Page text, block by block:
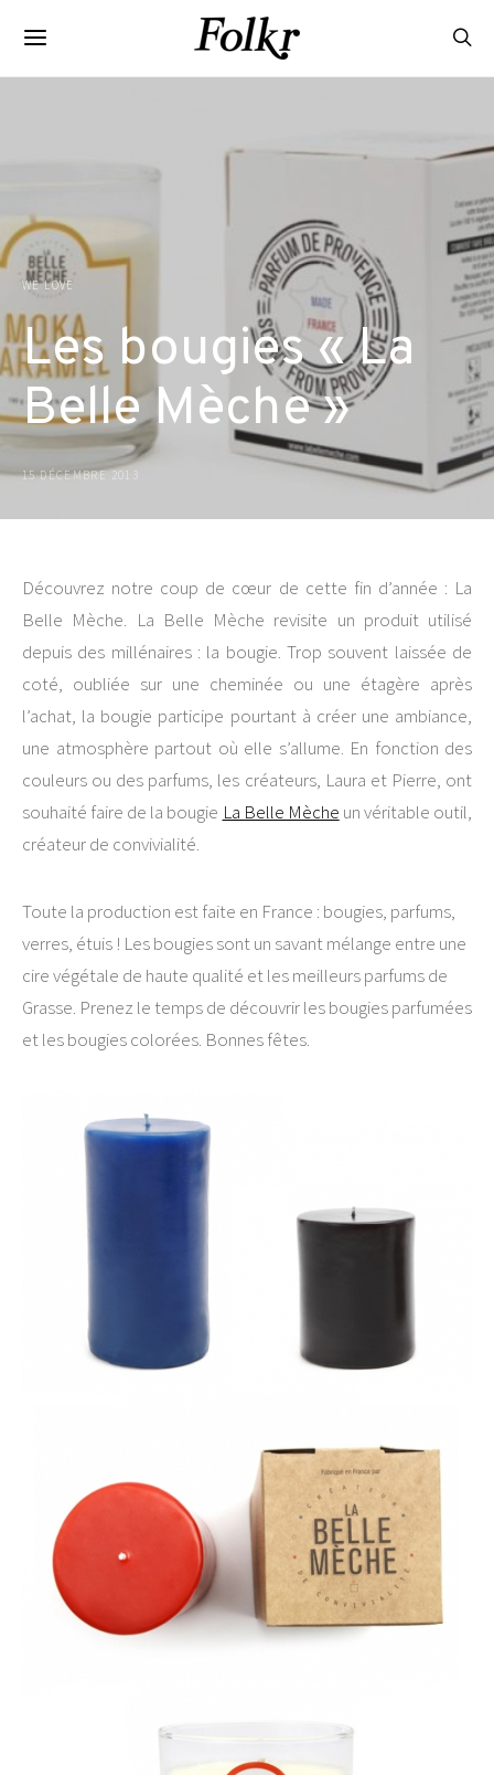
WE LOVE
Les bougies « La
Belle Mèche »
15 DÉCEMBRE 2013
Découvrez notre coup de cœur de cette fin d’année : La
Belle Mèche. La Belle Mèche revisite un produit utilisé
depuis des millénaires : la bougie. Trop souvent laissée de
coté, oubliée sur une cheminée ou une étagère après
l’achat, la bougie participe pourtant à créer une ambiance,
une atmosphère partout où elle s’allume. En fonction des
couleurs ou des parfums, les créateurs, Laura et Pierre, ont
souhaité faire de la bougie La Belle Mèche un véritable outil,
créateur de convivialité.
Toute la production est faite en France : bougies, parfums,
verres, étuis ! Les bougies sont un savant mélange entre une
cire végétale de haute qualité et les meilleurs parfums de
Grasse. Prenez le temps de découvrir les bougies parfumées
et les bougies colorées. Bonnes fêtes.